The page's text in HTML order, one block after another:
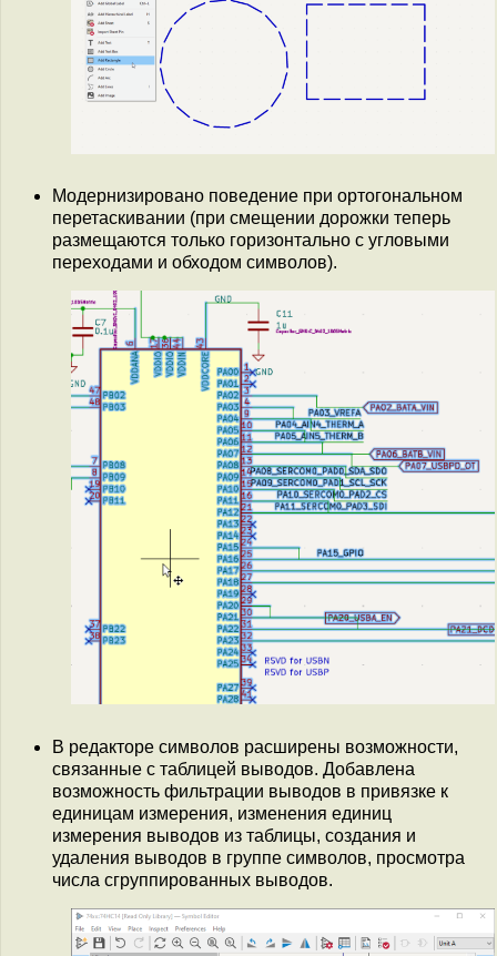
Модернизировано поведение при ортогональном
перетаскивании (при смещении дорожки теперь
размещаются только горизонтально с угловыми
переходами и обходом символов).
В редакторе символов расширены возможности,
связанные с таблицей выводов. Добавлена
возможность фильтрации выводов в привязке к
единицам измерения, изменения единиц
измерения выводов из таблицы, создания и
удаления выводов в группе символов, просмотра
числа сгруппированных выводов.